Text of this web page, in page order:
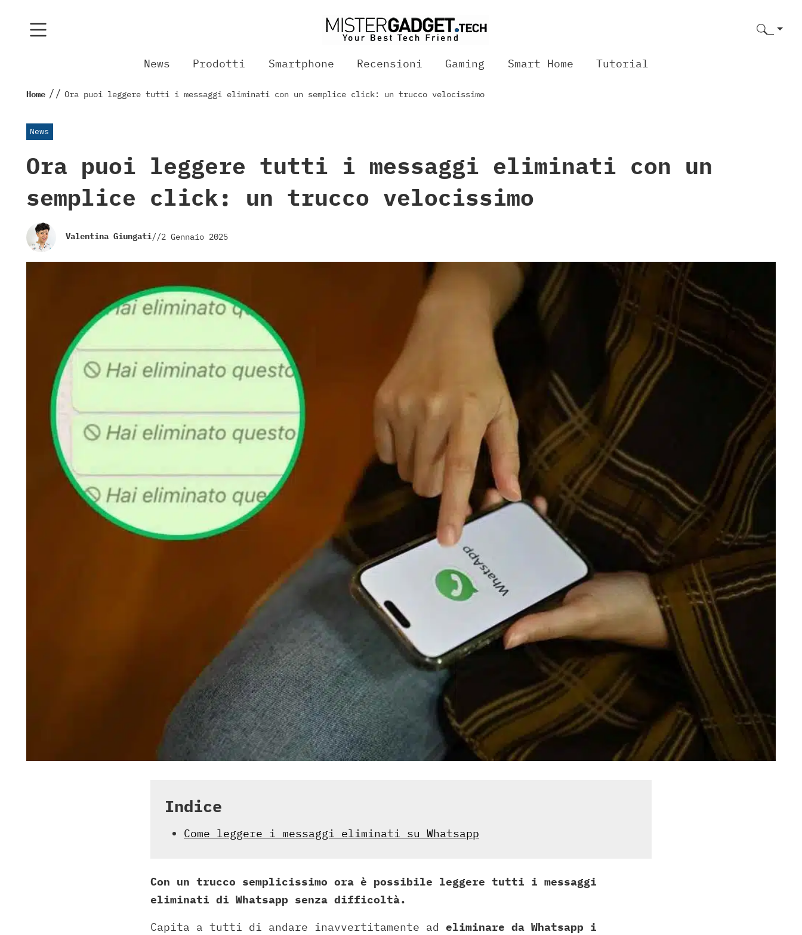
News Prodotti Smartphone Recensioni Gaming Smart Home Tutorial
Home // Ora puoi leggere tutti i messaggi eliminati con un semplice click: un trucco velocissimo
News
Ora puoi leggere tutti i messaggi eliminati con un
semplice click: un trucco velocissimo
Valentina Giungati//2 Gennaio 2025
Indice
Come leggere i messaggi eliminati su Whatsapp
Con un trucco semplicissimo ora è possibile leggere tutti i messaggi
eliminati di Whatsapp senza difficoltà.
Capita a tutti di andare inavvertitamente ad eliminare da Whatsapp i